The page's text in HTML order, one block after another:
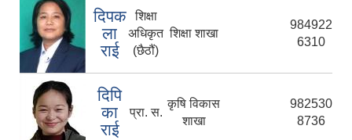
दिपक
ला
राई
शिक्षा
अधिकृत
(छैठौं)
शिक्षा शाखा
984922
6310
दिपि
का
राई
प्रा. स.
कृषि विकास
शाखा
982530
8736